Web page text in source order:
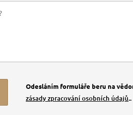
Odesláním formuláře beru na
zásady zpracování osobních údajů..